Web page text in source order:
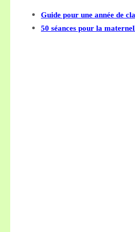
Guide pour une année de
50 séances pour la